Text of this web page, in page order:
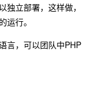
独立部署，这样做，
运行。
言，可以团队中PHP